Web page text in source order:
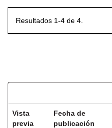
Resultados 1-4 de 4.
Vista
previa
Fecha de
publicación